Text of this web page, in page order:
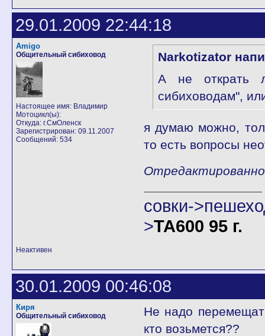
29.01.2009 22:44:18
Amigo
Общительный сибиховод
Настоящее имя: Владимир
Мотоцикл(ы):
Откуда: г.СмОленск
Зарегистрирован: 09.11.2007
Сообщений: 534
Narkotizator
А не открать
сибиховодам",
я думаю можно,
то есть вопросы
совки-
>ТА600 95 г.
Неактивен
30.01.2009 00:46:08
Киря
Общительный сибиховод
Не надо
кто возьмется??